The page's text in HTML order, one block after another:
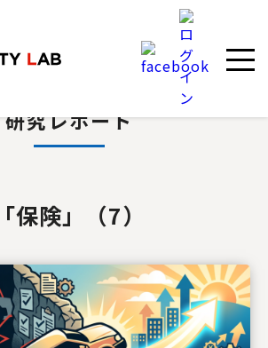
研究レポート
「保険」（7）